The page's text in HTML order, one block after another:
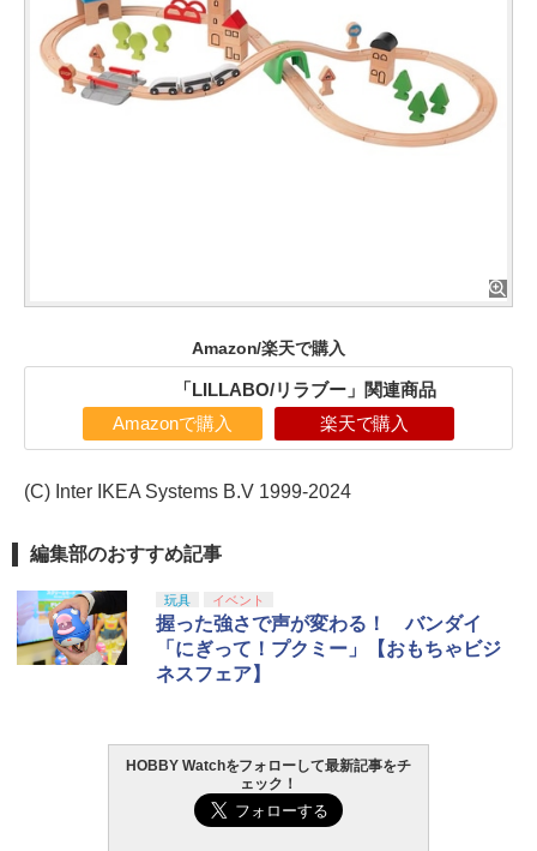
Amazon/楽天で購入
「LILLABO/リラブー」関連商品
Amazonで購入 楽天で購入
(C) Inter IKEA Systems B.V 1999-2024
編集部のおすすめ記事
玩具 イベント
握った強さで声が変わる！ バンダイ
「にぎって！プクミー」【おもちゃビジ
ネスフェア】
HOBBY Watchをフォローして最新記事をチ
ェック！